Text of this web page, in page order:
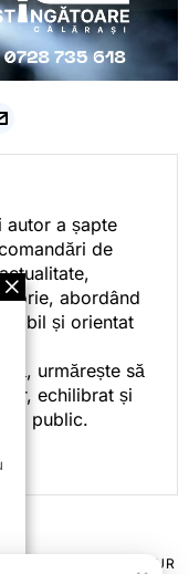
autor a șapte
de
abordând
și orientat
urmărește să
echilibrat și
public.
DE ANULARE & RETUR